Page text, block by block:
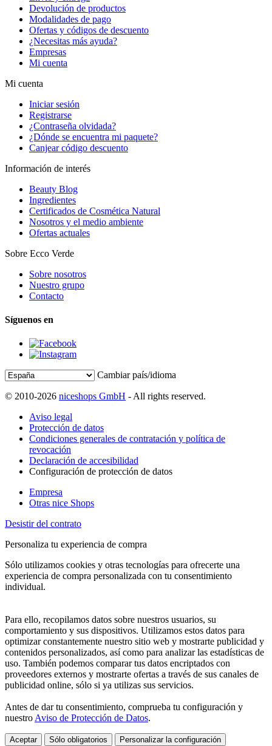
Devolución de productos
Modalidades de pago
Ofertas y códigos de descuento
¿Necesitas más ayuda?
Empresas
Mi cuenta
Mi cuenta
Iniciar sesión
Registrarse
¿Contraseña olvidada?
¿Dónde se encuentra mi paquete?
Canjear código descuento
Información de interés
Beauty Blog
Ingredientes
Certificados de Cosmética Natural
Nosotros y el medio ambiente
Ofertas actuales
Sobre Ecco Verde
Sobre nosotros
Nuestro grupo
Contacto
Síguenos en
Cambiar país/idioma
© 2010-2026 niceshops GmbH - All rights reserved.
Aviso legal
Protección de datos
Condiciones generales de contratación y política de
revocación
Declaración de accesibilidad
Configuración de protección de datos
Empresa
Otras nice Shops
Desistir del contrato
Personaliza tu experiencia de compra
Sólo utilizamos cookies y otras tecnologías para ofrecerte una
experiencia de compra personalizada con tu consentimiento
individual.
Para ello, recopilamos datos sobre nuestros usuarios, su
comportamiento y sus dispositivos. Utilizamos estos datos para
optimizar constantemente nuestro sitio web y mostrarte publicidad y
contenidos personalizados, así como para analizar las estadísticas de
uso. También podemos comparar tus datos encriptados con
proveedores externos y mostrarte ofertas a través de sus canales de
publicidad online, sólo si ya utilizas sus servicios.
Antes de dar tu consentimiento, comprueba tu configuración y
nuestroAviso de Protección de Datos.
Aceptar Sólo obligatorios Personalizar la configuración